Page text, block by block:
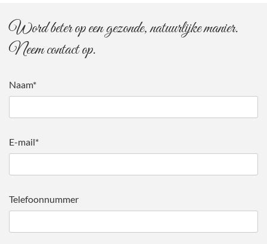
Word beter op een gezonde, natuurlijke manier.
Neem contact op.
Naam*
E-mail*
Telefoonnummer